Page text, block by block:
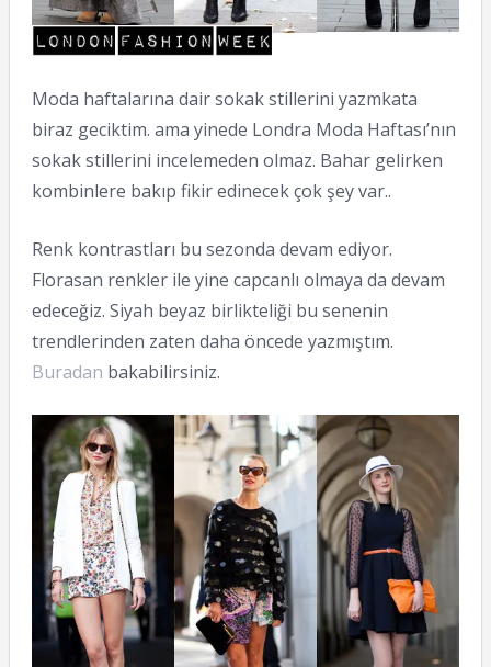
Moda haftalarına dair sokak stillerini yazmkata
biraz geciktim. ama yinede Londra Moda Haftası’nın
sokak stillerini incelemeden olmaz. Bahar gelirken
kombinlere bakıp fikir edinecek çok şey var..
Renk kontrastları bu sezonda devam ediyor.
Florasan renkler ile yine capcanlı olmaya da devam
edeceğiz. Siyah beyaz birlikteliği bu senenin
trendlerinden zaten daha öncede yazmıştım.
Buradan bakabilirsiniz.